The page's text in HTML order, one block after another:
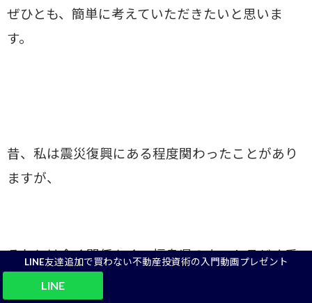
LINE友達追加で買わない不動産投資術の入門動画プレゼント
LINE
ぜひとも、簡単に考えていただきたいと思いま
す。
昔、私は震災復興にある程度関わったことがあり
ますが、
それとは全く関係なく、福島県のネットラジオ番
組に出演しましたー！